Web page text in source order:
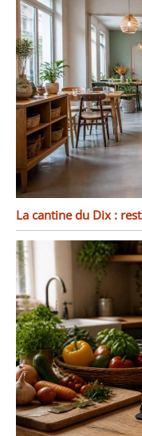
La cantine du Dix :